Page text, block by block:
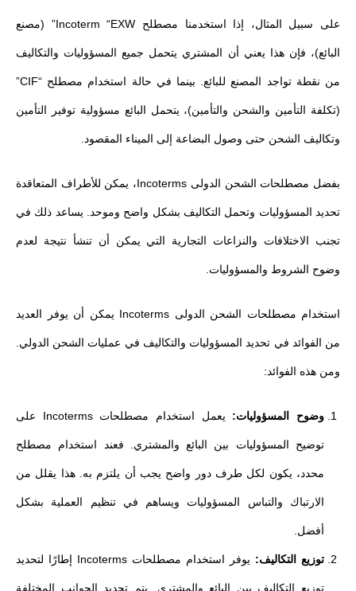
على سبيل المثال، إذا استخدمنا مصطلح Incoterm “EXW” (مصنع
البائع)، فإن هذا يعني أن المشتري يتحمل جميع المسؤوليات والتكاليف
من نقطة تواجد المصنع للبائع. بينما في حالة استخدام مصطلح “CIF”
(تكلفة التأمين والشحن والتأمين)، يتحمل البائع مسؤولية توفير التأمين
وتكاليف الشحن حتى وصول البضاعة إلى الميناء المقصود.
بفضل مصطلحات الشحن الدولى Incoterms، يمكن للأطراف المتعاقدة
تحديد المسؤوليات وتحمل التكاليف بشكل واضح وموحد. يساعد ذلك في
تجنب الاختلافات والنزاعات التجارية التي يمكن أن تنشأ نتيجة لعدم
وضوح الشروط والمسؤوليات.
استخدام مصطلحات الشحن الدولى Incoterms يمكن أن يوفر العديد
من الفوائد في تحديد المسؤوليات والتكاليف في عمليات الشحن الدولي.
ومن هذه الفوائد:
وضوح المسؤوليات: يعمل استخدام مصطلحات Incoterms على
توضيح المسؤوليات بين البائع والمشتري. فعند استخدام مصطلح
محدد، يكون لكل طرف دور واضح يجب أن يلتزم به. هذا يقلل من
الارتباك والتباس المسؤوليات ويساهم في تنظيم العملية بشكل
أفضل.
توزيع التكاليف: يوفر استخدام مصطلحات Incoterms إطارًا لتحديد
توزيع التكاليف بين البائع والمشتري. يتم تحديد الجوانب المختلفة